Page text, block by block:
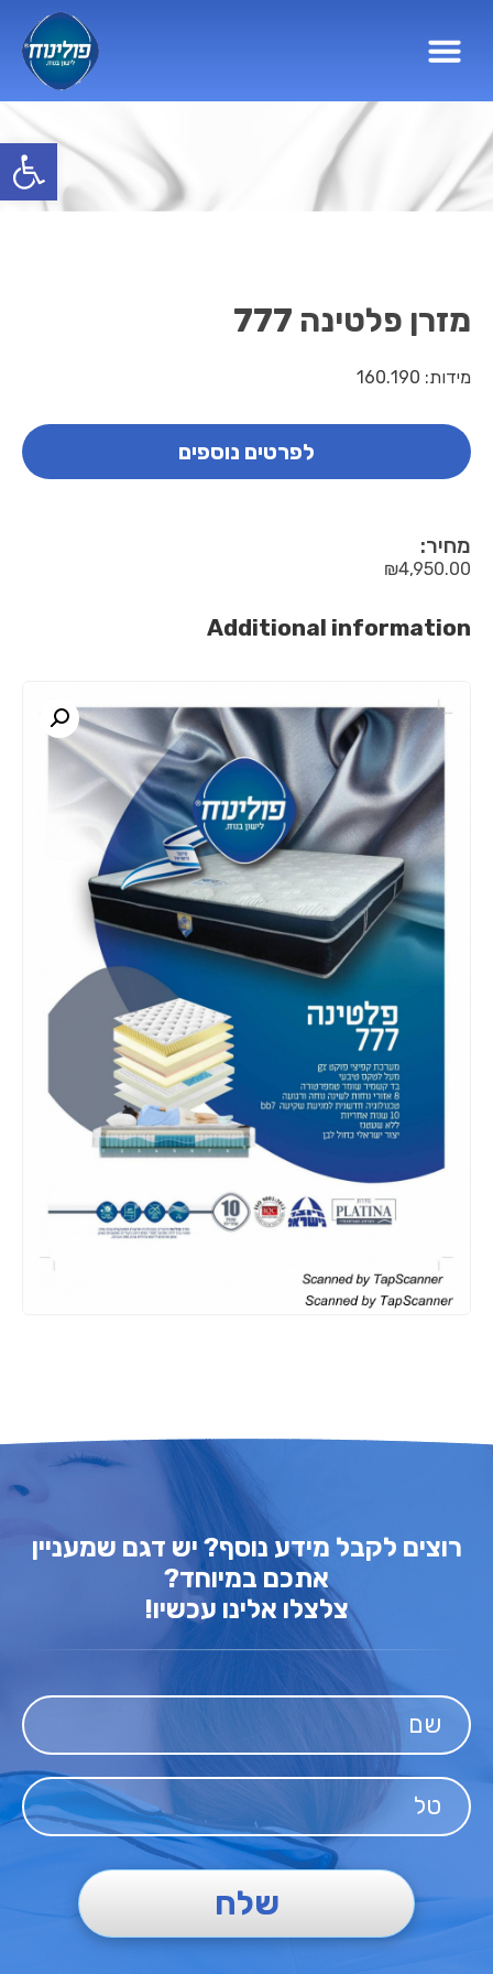
פתח
מזרן פלטינה 777
מידות: 160.190
לפרטים נוספים
מחיר:
₪4,950.00
Additional information
רוצים לקבל מידע נוסף? יש דגם שמעניין
אתכם במיוחד?
צלצלו אלינו עכשיו!
שלח